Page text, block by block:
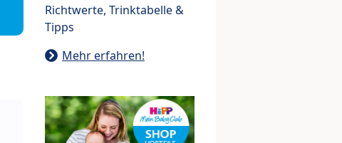
Richtwerte, Trinktabelle &
Tipps
Mehr erfahren!